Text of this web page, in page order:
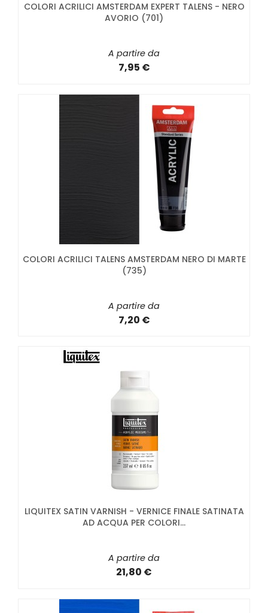
COLORI ACRILICI AMSTERDAM EXPERT TALENS - NERO
AVORIO (701)
A partire da
7,95 €
COLORI ACRILICI TALENS AMSTERDAM NERO DI MARTE
(735)
A partire da
7,20 €
LIQUITEX SATIN VARNISH - VERNICE FINALE SATINATA
AD ACQUA PER COLORI...
A partire da
21,80 €